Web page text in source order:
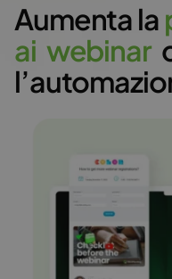
Aumenta la
ai webinar